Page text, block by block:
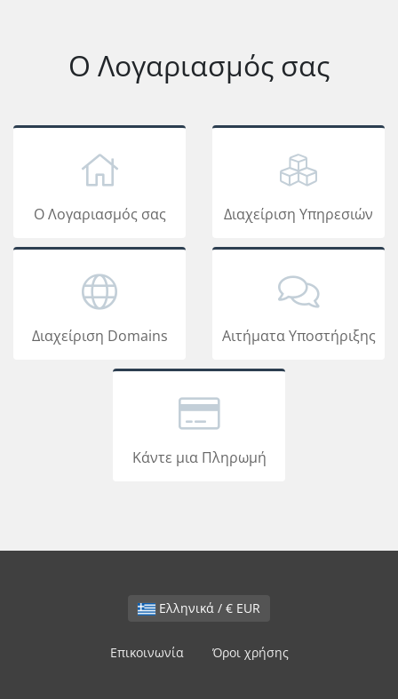
Ο Λογαριασμός σας
Ο Λογαριασμός σας Διαχείριση Υπηρεσιών
Διαχείριση Domains Αιτήματα Υποστήριξης
Κάντε μια Πληρωμή
Ελληνικά / € EUR
Επικοινωνία Όροι χρήσης